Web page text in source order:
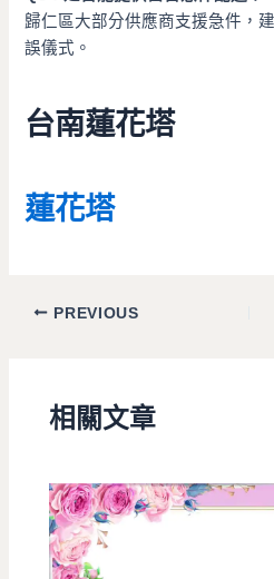
歸仁區大部分供應商支援急件，
誤儀式。
台南蓮花塔
蓮花塔
PREVIOUS
相關文章